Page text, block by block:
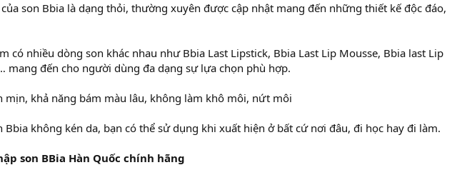
son Bbia là dạng thỏi, thường xuyên được cập nhật mang đến những thiết kế độc đáo,
có nhiều dòng son khác nhau như Bbia Last Lipstick, Bbia Last Lip Mousse, Bbia last Lip
mang đến cho người dùng đa dạng sự lựa chọn phù hợp.
mịn, khả năng bám màu lâu, không làm khô môi, nứt môi
Bbia không kén da, bạn có thể sử dụng khi xuất hiện ở bất cứ nơi đâu, đi học hay đi làm.
son BBia Hàn Quốc chính hãng